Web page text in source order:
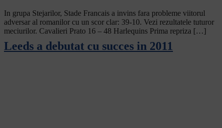
In grupa Stejarilor, Stade Francais a invins fara probleme viitorul
adversar al romanilor cu un scor clar: 39-10. Vezi rezultatele tuturor
meciurilor. Cavalieri Prato 16 – 48 Harlequins Prima repriza […]
Leeds a debutat cu succes in 2011